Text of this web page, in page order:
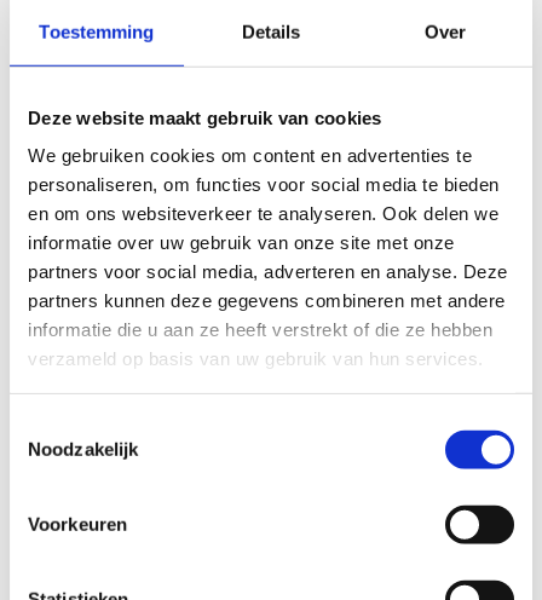
Toestemming Details Over
Deze website maakt gebruik van cookies
We gebruiken cookies om content en advertenties te
personaliseren, om functies voor social media te bieden
en om ons websiteverkeer te analyseren. Ook delen we
informatie over uw gebruik van onze site met onze
partners voor social media, adverteren en analyse. Deze
partners kunnen deze gegevens combineren met andere
informatie die u aan ze heeft verstrekt of die ze hebben
verzameld op basis van uw gebruik van hun services.
Noodzakelijk
Voorkeuren
Start 2 Ice Skate